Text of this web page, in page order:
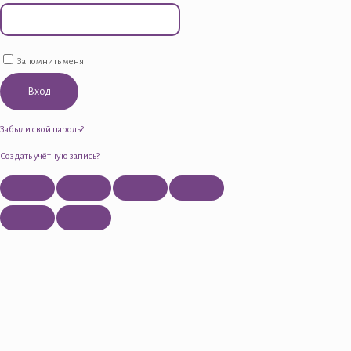
Запомнить меня
Вход
Забыли свой пароль?
Создать учётную запись?